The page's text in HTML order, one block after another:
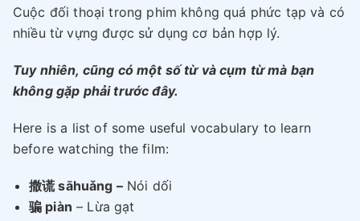
Cuộc đối thoại trong phim không quá phức tạp và có
nhiều từ vựng được sử dụng cơ bản hợp lý.
Tuy nhiên, cũng có một số từ và cụm từ mà bạn
không gặp phải trước đây.
Here is a list of some useful vocabulary to learn
before watching the film:
撒谎 sāhuǎng –Nói dối
骗 piàn – Lừa gạt